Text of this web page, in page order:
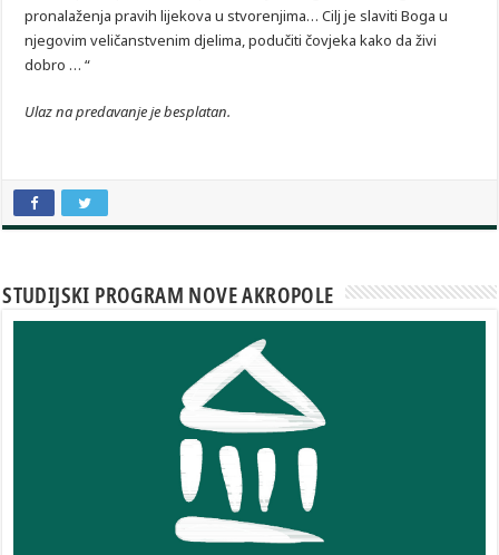
pronalaženja pravih lijekova u stvorenjima… Cilj je slaviti Boga u
njegovim veličanstvenim djelima, podučiti čovjeka kako da živi
dobro … “
Ulaz na predavanje je besplatan.
STUDIJSKI PROGRAM NOVE AKROPOLE